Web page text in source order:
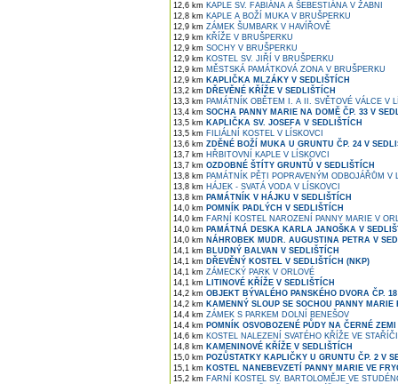
12,6 km KAPLE SV. FABIÁNA A ŠEBESTIÁNA V ŽABNI
12,8 km KAPLE A BOŽÍ MUKA V BRUŠPERKU
12,9 km ZÁMEK ŠUMBARK V HAVÍŘOVĚ
12,9 km KŘÍŽE V BRUŠPERKU
12,9 km SOCHY V BRUŠPERKU
12,9 km KOSTEL SV. JIŘÍ V BRUŠPERKU
12,9 km MĚSTSKÁ PAMÁTKOVÁ ZONA V BRUŠPERKU
12,9 km KAPLIČKA MLZÁKY V SEDLIŠTÍCH
13,2 km DŘEVĚNÉ KŘÍŽE V SEDLIŠTÍCH
13,3 km PAMÁTNÍK OBĚTEM I. A II. SVĚTOVÉ VÁLCE V
13,4 km SOCHA PANNY MARIE NA DOMĚ ČP. 33 V
13,5 km KAPLIČKA SV. JOSEFA V SEDLIŠTÍCH
13,5 km FILIÁLNÍ KOSTEL V LÍSKOVCI
13,6 km ZDĚNÉ BOŽÍ MUKA U GRUNTU ČP. 24 V
13,7 km HŘBITOVNÍ KAPLE V LÍSKOVCI
13,7 km OZDOBNÉ ŠTÍTY GRUNTŮ V SEDLIŠTÍCH
13,8 km PAMÁTNÍK PĚTI POPRAVENÝM ODBOJÁŘŮM V
13,8 km HÁJEK - SVATÁ VODA V LÍSKOVCI
13,8 km PAMÁTNÍK V HÁJKU V SEDLIŠTÍCH
14,0 km POMNÍK PADLÝCH V SEDLIŠTÍCH
14,0 km FARNÍ KOSTEL NAROZENÍ PANNY MARIE V
14,0 km PAMÁTNÁ DESKA KARLA JANOŠKA V
14,0 km NÁHROBEK MUDR. AUGUSTINA PETRA V
14,1 km BLUDNÝ BALVAN V SEDLIŠTÍCH
14,1 km DŘEVĚNÝ KOSTEL V SEDLIŠTÍCH (NKP)
14,1 km ZÁMECKÝ PARK V ORLOVÉ
14,1 km LITINOVÉ KŘÍŽE V SEDLIŠTÍCH
14,2 km OBJEKT BÝVALÉHO PANSKÉHO DVORA ČP.
14,2 km KAMENNÝ SLOUP SE SOCHOU PANNY
14,4 km ZÁMEK S PARKEM DOLNÍ BENEŠOV
14,4 km POMNÍK OSVOBOZENÉ PŮDY NA ČERNÉ
14,6 km KOSTEL NALEZENÍ SVATÉHO KŘÍŽE VE STAŘÍČI
14,8 km KAMENINOVÉ KŘÍŽE V SEDLIŠTÍCH
15,0 km POZŮSTATKY KAPLIČKY U GRUNTU ČP. 2 V
15,1 km KOSTEL NANEBEVZETÍ PANNY MARIE VE
15,2 km FARNÍ KOSTEL SV. BARTOLOMĚJE VE